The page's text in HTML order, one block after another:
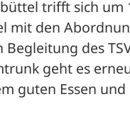
trifft sich um
mit den
des
geht es
guten Essen